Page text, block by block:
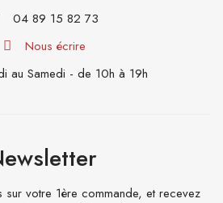
04 89 15 82 73
Nous écrire
au Samedi - de 10h à 19h
votre 1ère commande, et recevez